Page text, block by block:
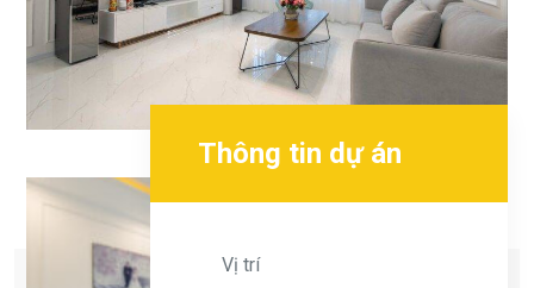
Thông tin dự án
Vị trí